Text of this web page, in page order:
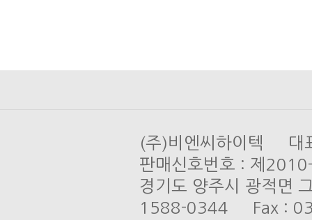
(주)비엔씨하이텍
판매신호번호 : 제
경기도 양주시 광적
1588-0344 Fax :